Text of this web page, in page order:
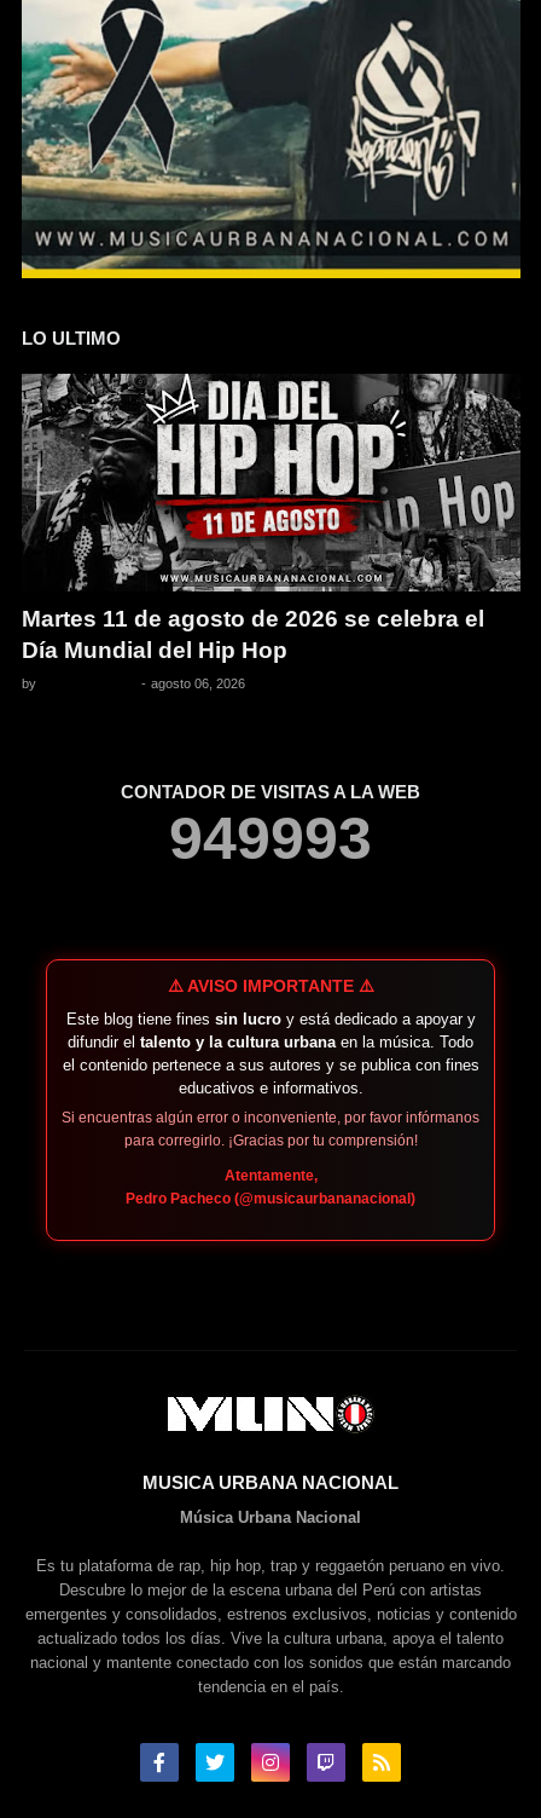
LO ULTIMO
Martes 11 de agosto de 2026 se celebra el
Día Mundial del Hip Hop
by - agosto 06, 2026
CONTADOR DE VISITAS A LA WEB
949993
⚠️ AVISO IMPORTANTE ⚠️
Este blog tiene fines sin lucroy está dedicado a apoyar y
difundir el talento y la cultura urbana en la música. Todo
el contenido pertenece a sus autores y se publica con fines
educativos e informativos.
Si encuentras algún error o inconveniente, por favor infórmanos
para corregirlo. ¡Gracias por tu comprensión!
Atentamente,
Pedro Pacheco (@musicaurbananacional)
MUSICA URBANA NACIONAL
Música Urbana Nacional
Es tu plataforma de rap, hip hop, trap y reggaetón peruano en vivo.
Descubre lo mejor de la escena urbana del Perú con artistas
emergentes y consolidados, estrenos exclusivos, noticias y contenido
actualizado todos los días. Vive la cultura urbana, apoya el talento
nacional y mantente conectado con los sonidos que están marcando
tendencia en el país.